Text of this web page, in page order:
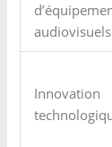
audiovisuels
Innovation